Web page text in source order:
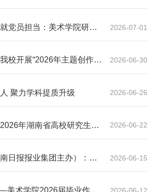
党员担当：美术学院研究
2026-07-01
校开展“2026年主题创作工
2026-06-30
聚力学科提质升级 2026-06-26
年湖南省高校研究生导
2026-06-22
日报报业集团主办）：我
2026-06-15